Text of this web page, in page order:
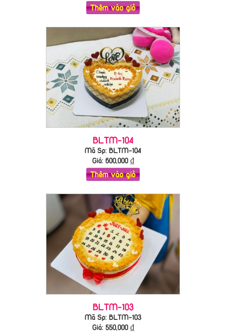
Thêm vào giỏ
BLTM-104
Mã Sp: BLTM-104
Giá: 600,000₫
Thêm vào giỏ
BLTM-103
Mã Sp: BLTM-103
Giá: 550,000₫